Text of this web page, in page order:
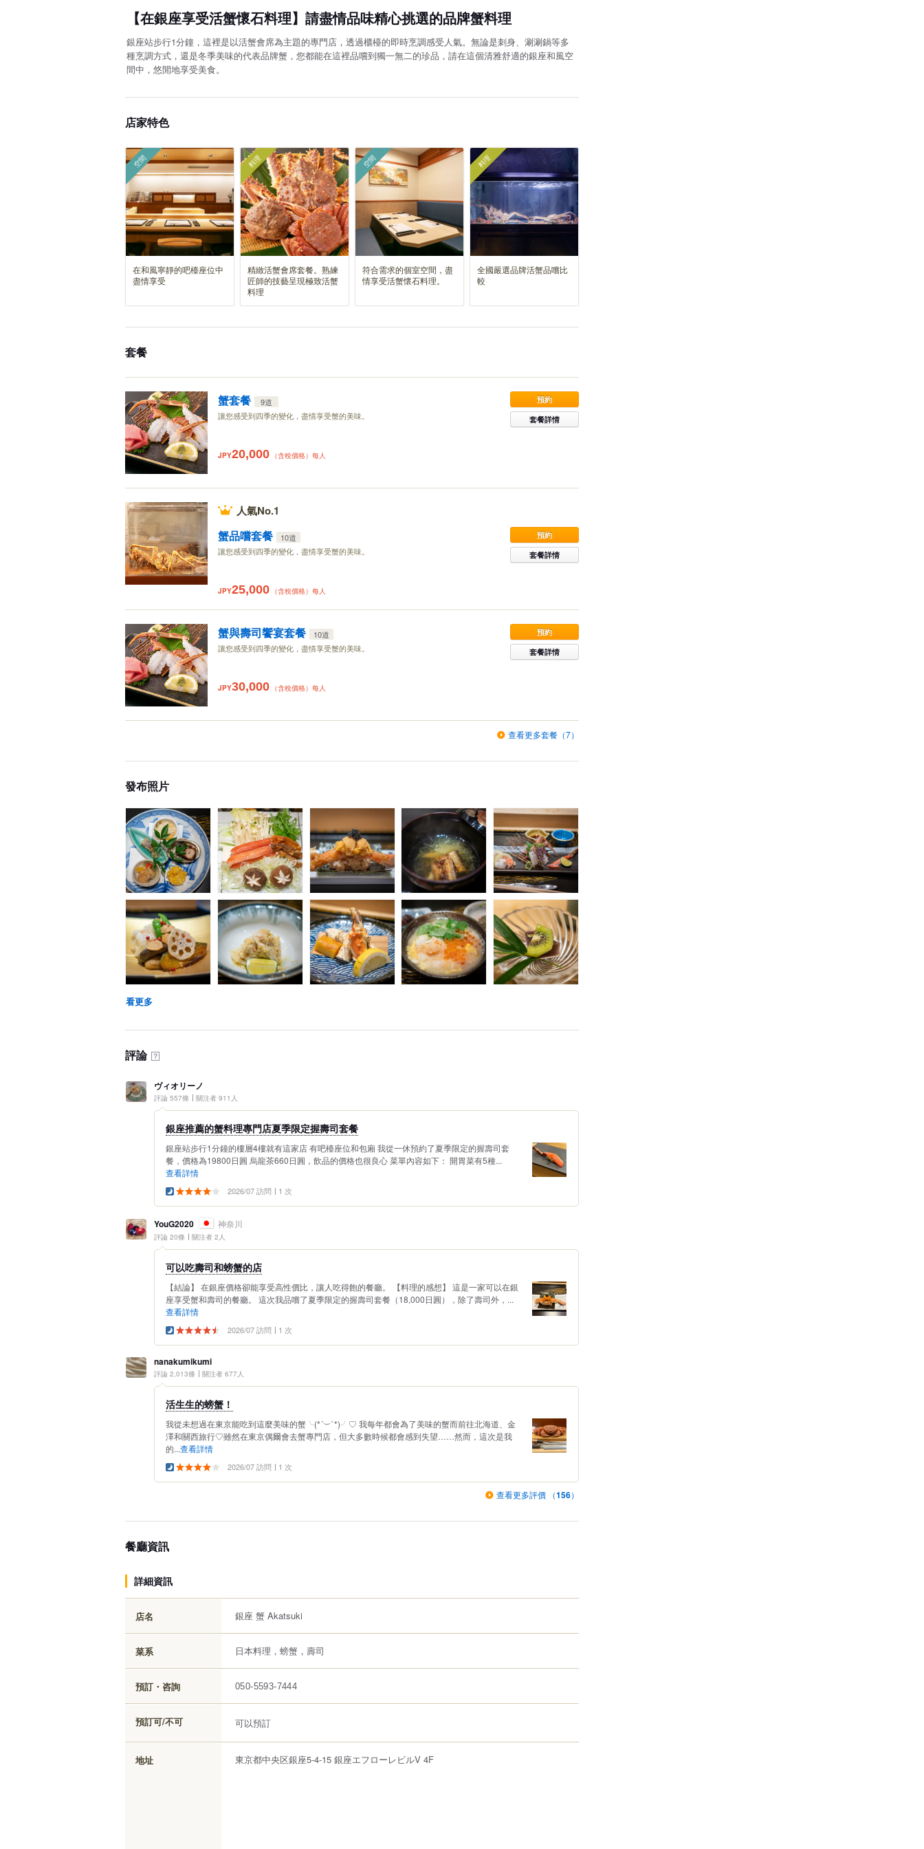
【在銀座享受活蟹懷石料理】請盡情品味精心挑選的品牌蟹料理
銀座站步行1分鐘，這裡是以活蟹會席為主題的專門店，透過櫃檯的即時烹調感受人氣。無論是刺身、涮涮鍋等多
種烹調方式，還是冬季美味的代表品牌蟹，您都能在這裡品嚐到獨一無二的珍品，請在這個清雅舒適的銀座和風空
間中，悠閒地享受美食。
店家特色
空間
在和風寧靜的吧檯座位中
盡情享受
料理
精緻活蟹會席套餐。熟練
匠師的技藝呈現極致活蟹
料理
空間
符合需求的個室空間，盡
情享受活蟹懷石料理。
料理
全國嚴選品牌活蟹品嚐比
較
套餐
蟹套餐
9道
讓您感受到四季的變化，盡情享受蟹的美味。
預約
套餐詳情
JPY20,000 （含稅價格）每人
人氣No.1
蟹品嚐套餐
10道
讓您感受到四季的變化，盡情享受蟹的美味。
預約
套餐詳情
JPY25,000 （含稅價格）每人
蟹與壽司饗宴套餐
10道
讓您感受到四季的變化，盡情享受蟹的美味。
預約
套餐詳情
JPY30,000 （含稅價格）每人
查看更多套餐（7）
發布照片
看更多
評論 ？
ヴィオリーノ
評論 557條 關注者 911人
銀座推薦的蟹料理專門店夏季限定握壽司套餐
銀座站步行1分鐘的樓層4樓就有這家店 有吧檯座位和包廂 我從一休預約了夏季限定的握壽司套
餐，價格為19800日圓 烏龍茶660日圓，飲品的價格也很良心 菜單內容如下： 開胃菜有5種...
查看詳情
2026/07 訪問 1 次
YouG2020 神奈川
評論 20條 關注者 2人
可以吃壽司和螃蟹的店
【結論】 在銀座價格卻能享受高性價比，讓人吃得飽的餐廳。 【料理的感想】 這是一家可以在銀
座享受蟹和壽司的餐廳。 這次我品嚐了夏季限定的握壽司套餐（18,000日圓），除了壽司外，...
查看詳情
2026/07 訪問 1 次
nanakumikumi
評論 2,013條 關注者 677人
活生生的螃蟹！
我從未想過在東京能吃到這麼美味的蟹╰(*´︶`*)╯♡ 我每年都會為了美味的蟹而前往北海道、金
澤和關西旅行♡雖然在東京偶爾會去蟹專門店，但大多數時候都會感到失望……然而，這次是我
的...查看詳情
2026/07 訪問 1 次
查看更多評價 （156）
餐廳資訊
詳細資訊
店名 銀座 蟹 Akatsuki
菜系 日本料理，螃蟹，壽司
預訂・咨詢 050-5593-7444
預訂可/不可 可以預訂
地址 東京都中央区銀座5-4-15 銀座エフローレビルV 4F